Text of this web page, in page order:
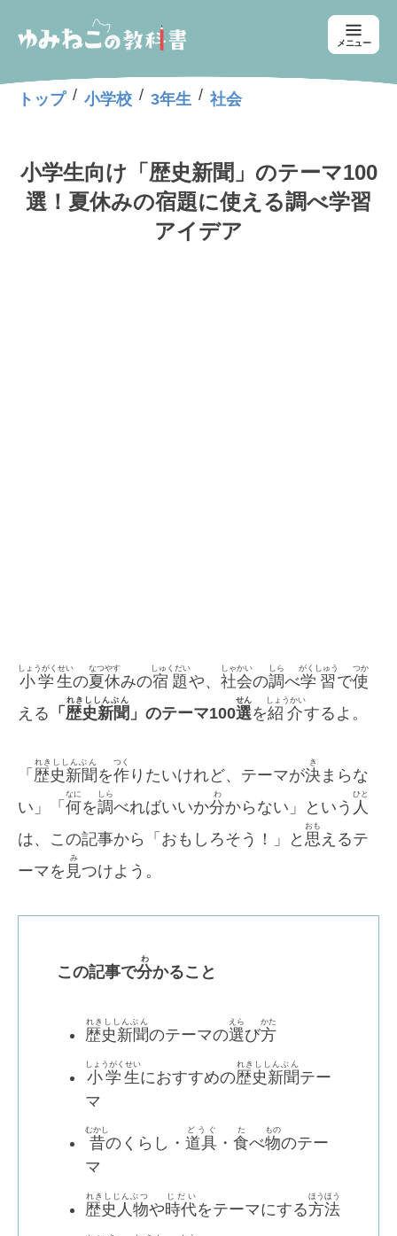
メニュー
トップ / 小学校 / 3年生 / 社会
小学生向け「歴史新聞」のテーマ100
選！夏休みの宿題に使える調べ学習
アイデア
小学生
しょうがくせい
の夏休
なつやす
みの宿題
しゅくだい
や、 社会
しゃかい
の調
しら
べ学習
がくしゅう
で使
つか
える 「 歴史新聞
れきししんぶん
」のテーマ100選
せん
を紹介
しょうかい
するよ。
「 歴史新聞
れきししんぶん
を作
つく
りたいけれど、テーマが決
き
まらな
い」「 何
なに
を調
しら
べればいいか分
わ
からない」という 人
ひと
は、この記事から「おもしろそう！」と 思
おも
えるテ
ーマを 見
み
つけよう。
この記事で分
わ
かること
歴史新聞
れきししんぶん
のテーマの選
えら
び方
かた
小学生
しょうがくせい
におすすめの歴史新聞
れきししんぶん
テー
マ
昔
むかし
のくらし・ 道具
どうぐ
・ 食
た
べ物
もの
のテー
マ
歴史人物
れきしじんぶつ
や時代
じだい
をテーマにする方法
ほうほう